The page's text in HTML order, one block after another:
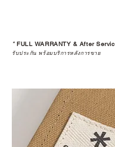
*FULL WARRANTY & After
รับประกัน พร้อมบริการหลังการขาย